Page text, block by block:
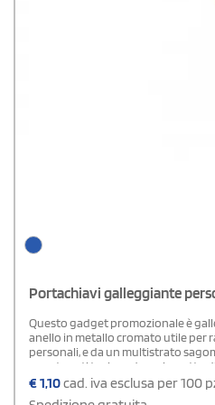
Portachiavi galleggiante
Questo gadget promozionale è
anello in metallo cromato utile per
personali, e da un multistrato
casa, tenuti tra loro da un laccetto
molto ricercato, sopratutto dalle
pubblicizzare la propria attività
€1,10cad. iva esclusa per 100